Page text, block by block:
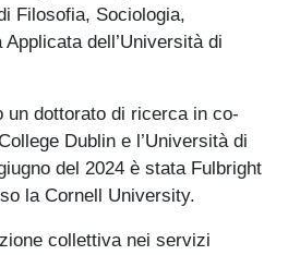
Filosofia, Sociologia,
dell’Università di
un dottorato di ricerca in co-
Dublin e l’Università di
del 2024 è stata Fulbright
la Cornell University.
collettiva nei servizi